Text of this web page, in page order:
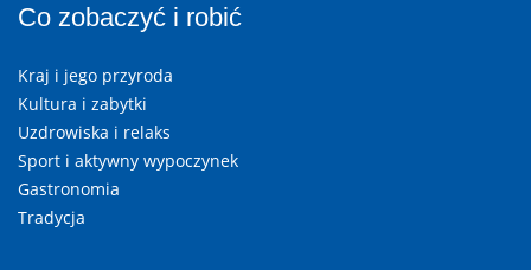
Co zobaczyć i robić
Kraj i jego przyroda
Kultura i zabytki
Uzdrowiska i relaks
Sport i aktywny wypoczynek
Gastronomia
Tradycja